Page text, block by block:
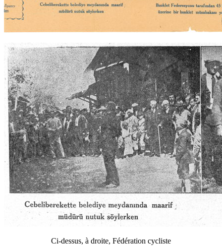
Ci-dessus, à droite, Fédération cycliste